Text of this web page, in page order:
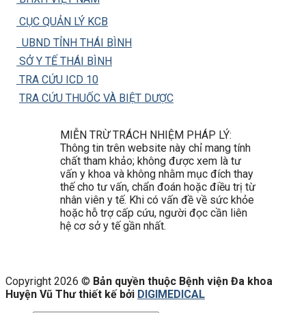
CỤC QUẢN LÝ KCB
UBND TỈNH THÁI BÌNH
SỞ Y TẾ THÁI BÌNH
TRA CỨU ICD 10
TRA CỨU THUỐC VÀ BIỆT DƯỢC
MIỄN TRỪ TRÁCH NHIỆM PHÁP LÝ:
Thông tin trên website này chỉ mang tính
chất tham khảo; không được xem là tư
vấn y khoa và không nhằm mục đích thay
thế cho tư vấn, chẩn đoán hoặc điều trị từ
nhân viên y tế. Khi có vấn đề về sức khỏe
hoặc hỗ trợ cấp cứu, người đọc cần liên
hệ cơ sở y tế gần nhất.
Copyright 2026 © Bản quyền thuộc Bệnh viện Đa khoa
Huyện Vũ Thư thiết kế bởi DIGIMEDICAL